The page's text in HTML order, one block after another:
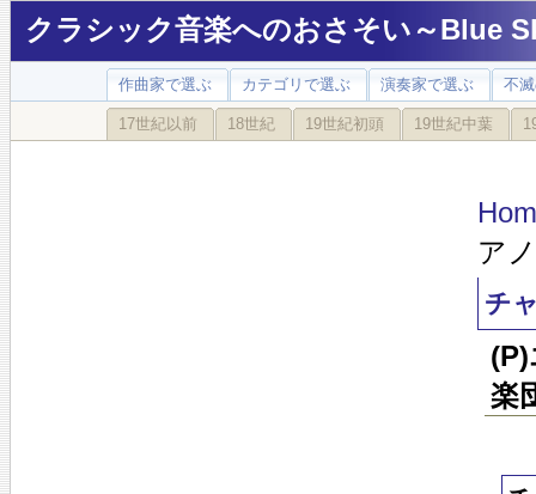
クラシック音楽へのおさそい～Blue
作曲家で選ぶ カテゴリで選ぶ 演奏家で選ぶ 不
17世紀以前 18世紀 19世紀初頭 19世紀中葉
ア
チ
楽